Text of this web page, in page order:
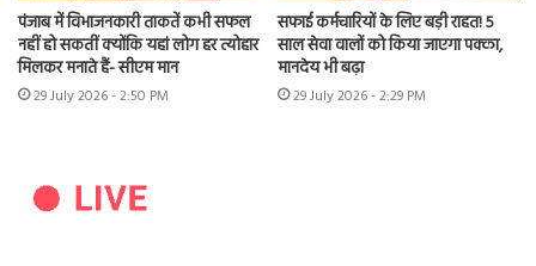
पंजाब में विभाजनकारी ताकतें कभी सफल
नहीं हो सकतीं क्योंकि यहां लोग हर त्योहार
मिलकर मनाते हैं- सीएम मान
29 July 2026 - 2:50 PM
सफाई कर्मचारियों के लिए बड़ी राहत! 5
साल सेवा वालों को किया जाएगा पक्का,
मानदेय भी बढ़ा
29 July 2026 - 2:29 PM